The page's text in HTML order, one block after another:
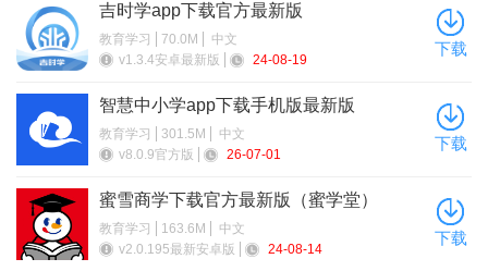
软件功能
+ 夜间模式可让您在夜间的观星更加舒适。
+ 查找和研究深空天体，如流星雨，行星状星云，星团等。
+ 触摸屏幕右上角的拨号图标，您可以选择任何日期和时间并
观察不同时段的天空。
+ 深入了解星座在夜空中的尺度和位置。享受观察美妙的星座
3D模型，将它们颠倒过来，阅读他们的故事。
吉时学app下载官方最新版
教育学习 70.0M
中文
v1.3.4安卓最新版
24-08-19
下载
智慧中小学app下载手机版最新版
教育学习 301.5M
中文
v8.0.9官方版
26-07-01
下载
蜜雪商学下载官方最新版（蜜学堂）
教育学习 163.6M
中文
v2.0.195最新安卓版
24-08-14
下载